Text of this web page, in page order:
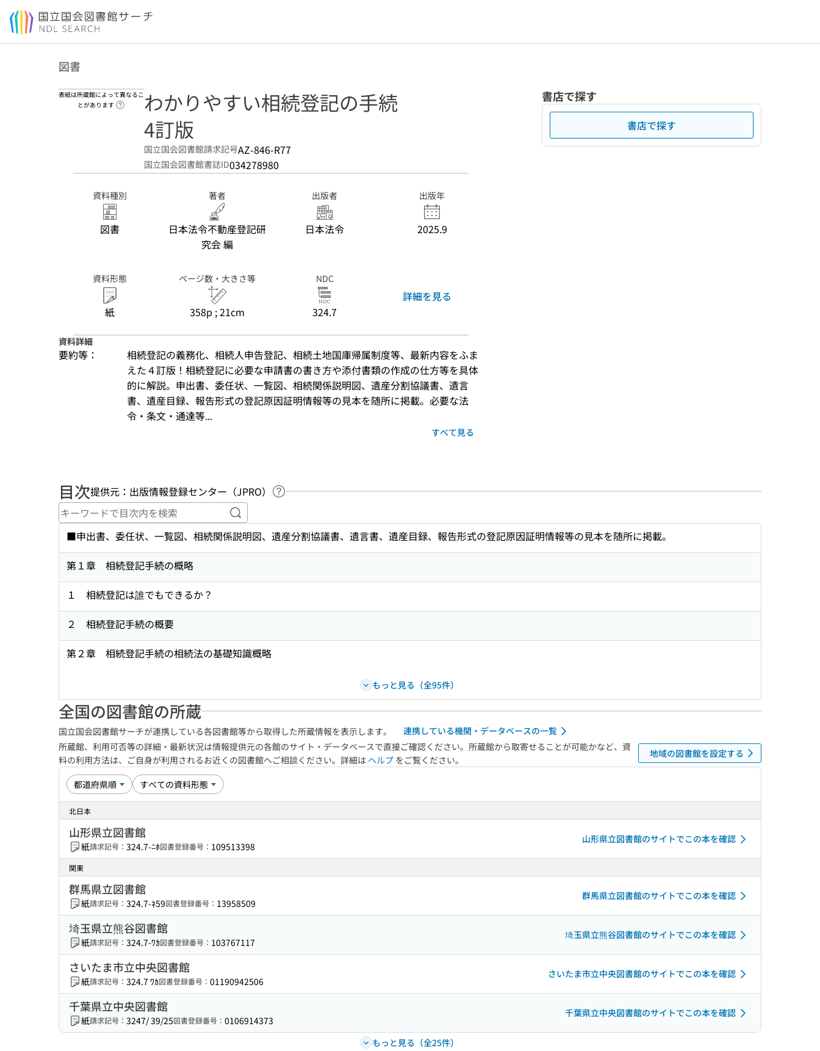
本文へ移動
図書
表紙は所蔵館によって異なるこ
とがあります
ヘルプページへのリンク
わかりやすい相続登記の手続
4訂版
国立国会図書館請求記号AZ-846-R77
国立国会図書館書誌ID034278980
資料種別
図書
著者
日本法令不動産登記研
究会 編
出版者
日本法令
出版年
2025.9
資料形態
紙
ページ数・大きさ等
358p ; 21cm
NDC
324.7
詳細を見る
資料詳細
要約等：
相続登記の義務化、相続人申告登記、相続土地国庫帰属制度等、最新内容をふま
えた４訂版！相続登記に必要な申請書の書き方や添付書類の作成の仕方等を具体
的に解説。申出書、委任状、一覧図、相続関係説明図、遺産分割協議書、遺言
書、遺産目録、報告形式の登記原因証明情報等の見本を随所に掲載。必要な法
令・条文・通達等...
すべて見る
書店で探す
書店で探す
目次提供元：出版情報登録センター（JPRO）
ヘルプページへのリンク
キーワードで目次内を検索
■申出書、委任状、一覧図、相続関係説明図、遺産分割協議書、遺言書、遺産目録、報告形式の登記原因証明情報等の見本を随所に掲載。
第１章 相続登記手続の概略
１ 相続登記は誰でもできるか？
２ 相続登記手続の概要
第２章 相続登記手続の相続法の基礎知識概略
もっと見る（全95件）
全国の図書館の所蔵
国立国会図書館サーチが連携している各図書館等から取得した所蔵情報を表示します。
連携している機関・データベースの一覧
所蔵館、利用可否等の詳細・最新状況は情報提供元の各館のサイト・データベースで直接ご確認ください。所蔵館から取寄せることが可能かなど、資
料の利用方法は、ご自身が利用されるお近くの図書館へご相談ください。詳細は ヘルプ をご覧ください。
地域の図書館を設定する
北日本
山形県立図書館
紙請求記号： 324.7-ﾆﾎ図書登録番号： 109513398
山形県立図書館のサイトでこの本を確認
関東
群馬県立図書館
紙請求記号： 324.7-ﾈ59図書登録番号： 13958509
群馬県立図書館のサイトでこの本を確認
埼玉県立熊谷図書館
紙請求記号： 324.7-ﾜｶ図書登録番号： 103767117
埼玉県立熊谷図書館のサイトでこの本を確認
さいたま市立中央図書館
紙請求記号： 324.7 ﾜｶ図書登録番号： 01190942506
さいたま市立中央図書館のサイトでこの本を確認
千葉県立中央図書館
紙請求記号： 3247/ 39/25図書登録番号： 0106914373
千葉県立中央図書館のサイトでこの本を確認
もっと見る（全25件）